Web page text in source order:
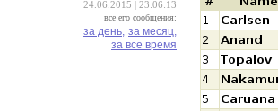
24.06.2015 | 23:06:13
все его сообщения:
за день, за месяц,
за все время